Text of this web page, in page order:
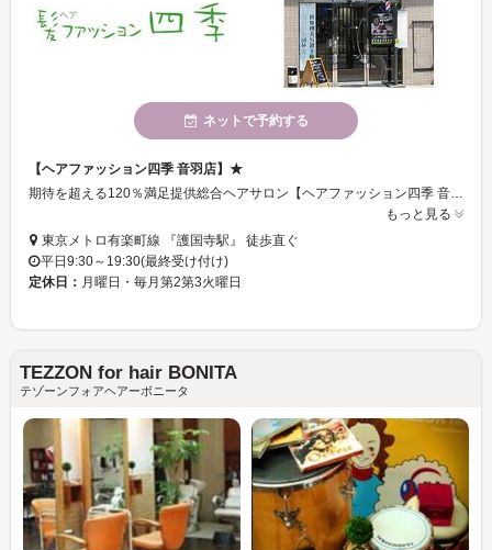
ネットで予約する
【ヘアファッション四季 音羽店】★
もっと見る
東京メトロ有楽町線 『護国寺駅』 徒歩直ぐ
平日9:30～19:30(最終受け付け)
定休日： 月曜日・毎月第2第3火曜日
TEZZON for hair BONITA
テゾーンフォアヘアーボニータ